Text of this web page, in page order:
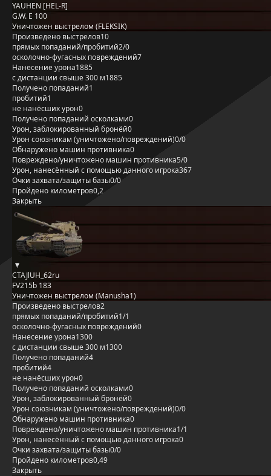
YAUHEN [HEL-R]
G.W. E 100
Уничтожен выстрелом (FLEKSIK)
Произведено выстрелов10
прямых попаданий/пробитий2/0
осколочно-фугасных повреждений7
Нанесение урона1885
с дистанции свыше 300 м1885
Получено попаданий1
пробитий1
не нанёсших урон0
Получено попаданий осколками0
Урон, заблокированный бронёй0
Урон союзникам (уничтожено/повреждений)0/0
Обнаружено машин противника0
Повреждено/уничтожено машин противника5/0
Урон, нанесённый с помощью данного игрока367
Очки захвата/защиты базы0/0
Пройдено километров0,2
Закрыть
CTAJlUH_62ru
FV215b 183
Уничтожен выстрелом (Manusha1)
Произведено выстрелов2
прямых попаданий/пробитий1/1
осколочно-фугасных повреждений0
Нанесение урона1300
с дистанции свыше 300 м1300
Получено попаданий4
пробитий4
не нанёсших урон0
Получено попаданий осколками0
Урон, заблокированный бронёй0
Урон союзникам (уничтожено/повреждений)0/0
Обнаружено машин противника0
Повреждено/уничтожено машин противника1/1
Урон, нанесённый с помощью данного игрока0
Очки захвата/защиты базы0/0
Пройдено километров0,49
Закрыть